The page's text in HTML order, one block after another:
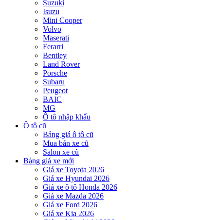
Suzuki
Isuzu
Mini Cooper
Volvo
Maserati
Ferarri
Bentley
Land Rover
Porsche
Subaru
Peugeot
BAIC
MG
Ô tô nhập khẩu
Ô tô cũ
Bảng giá ô tô cũ
Mua bán xe cũ
Salon xe cũ
Bảng giá xe mới
Giá xe Toyota 2026
Giá xe Hyundai 2026
Giá xe ô tô Honda 2026
Giá xe Mazda 2026
Giá xe Ford 2026
Giá xe Kia 2026